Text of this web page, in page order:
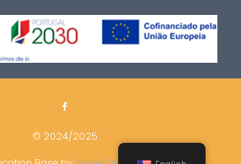
© 2024/2025